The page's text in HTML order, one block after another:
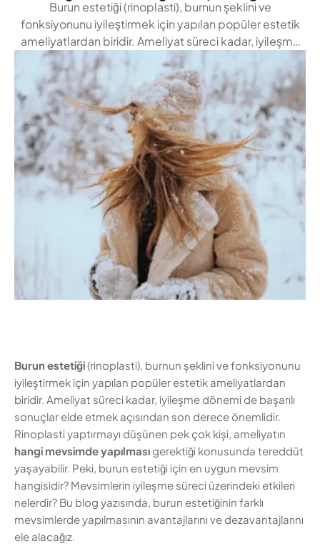
Burun estetiği (rinoplasti), burnun şeklini ve
fonksiyonunu iyileştirmek için yapılan popüler estetik
ameliyatlardan biridir. Ameliyat süreci kadar, iyileşme
dönemi de başarılı sonuçlar elde etmek açısından son
derece önemlidir. Rinoplasti yaptırmayı düşünen pek
çok kişi, ameliyatın hangi mevsimde yapılması
gerektiği konusunda tereddüt yaşayabilir. Peki, burun
estetiği için en uygun mevsim hangisidir? Mevsimlerin
iyileşme süreci üzerindeki etkileri …
Burun estetiği(rinoplasti), burnun şeklini ve fonksiyonunu
iyileştirmek için yapılan popüler estetik ameliyatlardan
biridir. Ameliyat süreci kadar, iyileşme dönemi de başarılı
sonuçlar elde etmek açısından son derece önemlidir.
Rinoplasti yaptırmayı düşünen pek çok kişi, ameliyatın
hangi mevsimde yapılması gerektiği konusunda tereddüt
yaşayabilir. Peki, burun estetiği için en uygun mevsim
hangisidir? Mevsimlerin iyileşme süreci üzerindeki etkileri
nelerdir? Bu blog yazısında, burun estetiğinin farklı
mevsimlerde yapılmasının avantajlarını ve dezavantajlarını
ele alacağız.